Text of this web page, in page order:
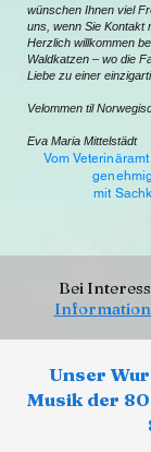
Vom
mit
wünschen Ihnen viel
uns, wenn Sie Kontakt
Herzlich willkommen
Waldkatzen – wo die
Liebe zu einer
Velommen til
Eva Maria Mittelstädt
Bei
Unser
Musik der